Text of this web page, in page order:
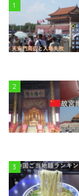
1
2
3